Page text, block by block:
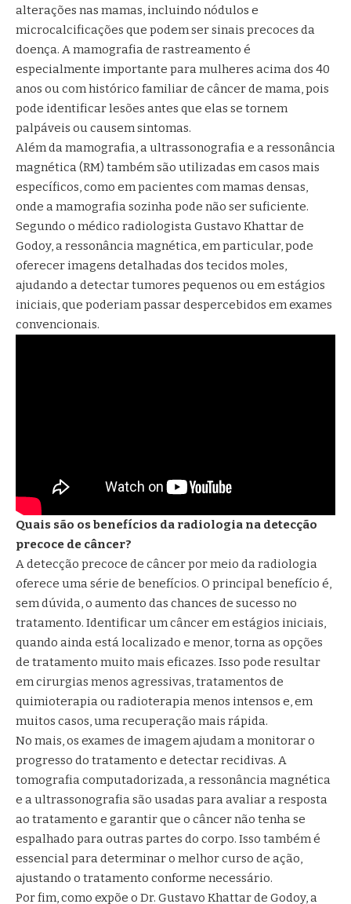
alterações nas mamas, incluindo nódulos e
microcalcificações que podem ser sinais precoces da
doença. A mamografia de rastreamento é
especialmente importante para mulheres acima dos 40
anos ou com histórico familiar de câncer de mama, pois
pode identificar lesões antes que elas se tornem
palpáveis ou causem sintomas.
Além da mamografia, a ultrassonografia e a ressonância
magnética (RM) também são utilizadas em casos mais
específicos, como em pacientes com mamas densas,
onde a mamografia sozinha pode não ser suficiente.
Segundo o médico radiologista Gustavo Khattar de
Godoy, a ressonância magnética, em particular, pode
oferecer imagens detalhadas dos tecidos moles,
ajudando a detectar tumores pequenos ou em estágios
iniciais, que poderiam passar despercebidos em exames
convencionais.
Quais são os benefícios da radiologia na detecção
precoce de câncer?
A detecção precoce de câncer por meio da radiologia
oferece uma série de benefícios. O principal benefício é,
sem dúvida, o aumento das chances de sucesso no
tratamento. Identificar um câncer em estágios iniciais,
quando ainda está localizado e menor, torna as opções
de tratamento muito mais eficazes. Isso pode resultar
em cirurgias menos agressivas, tratamentos de
quimioterapia ou radioterapia menos intensos e, em
muitos casos, uma recuperação mais rápida.
No mais, os exames de imagem ajudam a monitorar o
progresso do tratamento e detectar recidivas. A
tomografia computadorizada, a ressonância magnética
e a ultrassonografia são usadas para avaliar a resposta
ao tratamento e garantir que o câncer não tenha se
espalhado para outras partes do corpo. Isso também é
essencial para determinar o melhor curso de ação,
ajustando o tratamento conforme necessário.
Por fim, como expõe o Dr. Gustavo Khattar de Godoy, a